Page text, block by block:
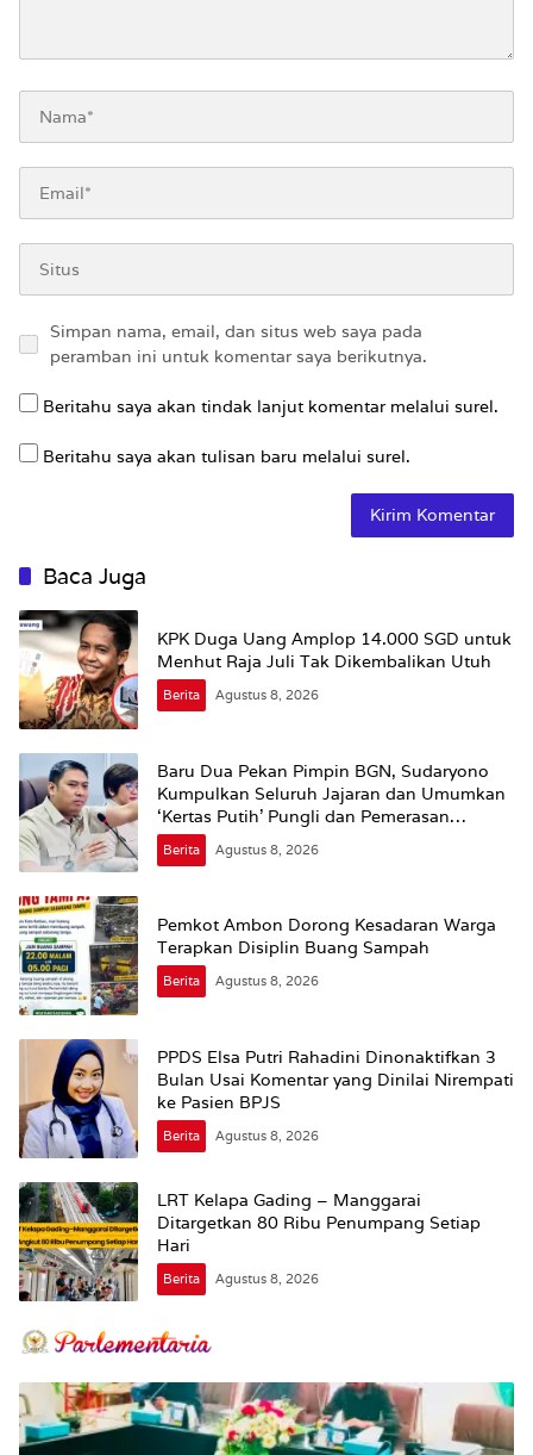
Simpan nama, email, dan situs web saya pada
peramban ini untuk komentar saya berikutnya.
Beritahu saya akan tindak lanjut komentar melalui surel.
Beritahu saya akan tulisan baru melalui surel.
Baca Juga
KPK Duga Uang Amplop 14.000 SGD untuk
Menhut Raja Juli Tak Dikembalikan Utuh
Berita Agustus 8, 2026
Baru Dua Pekan Pimpin BGN, Sudaryono
Kumpulkan Seluruh Jajaran dan Umumkan
‘Kertas Putih’ Pungli dan Pemerasan
Supplier harus Berhenti Sekarang
Berita Agustus 8, 2026
Pemkot Ambon Dorong Kesadaran Warga
Terapkan Disiplin Buang Sampah
Berita Agustus 8, 2026
PPDS Elsa Putri Rahadini Dinonaktifkan 3
Bulan Usai Komentar yang Dinilai Nirempati
ke Pasien BPJS
Berita Agustus 8, 2026
LRT Kelapa Gading – Manggarai
Ditargetkan 80 Ribu Penumpang Setiap
Hari
Berita Agustus 8, 2026